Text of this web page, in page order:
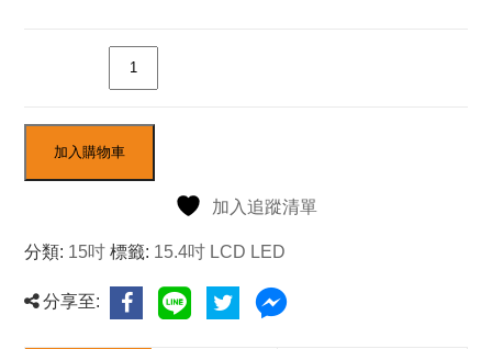
加入購物車
加入追蹤清單
分類: 15吋 標籤: 15.4吋 LCD LED
分享至: